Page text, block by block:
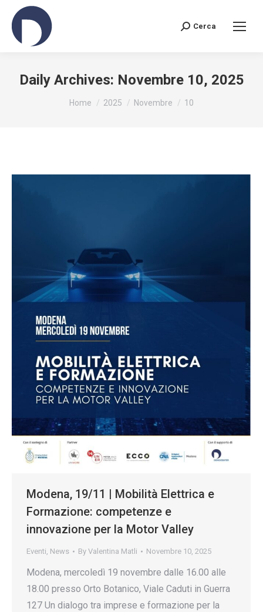
Search:
Cerca
Daily Archives: Novembre 10, 2025
You are here:
Home 2025 Novembre 10
Modena, 19/11 | Mobilità Elettrica e
Formazione: competenze e
innovazione per la Motor Valley
Eventi, News By Valentina Matli Novembre 10, 2025
Modena, mercoledì 19 novembre dalle 16.00 alle
18.00 presso Orto Botanico, Viale Caduti in Guerra
127 Un dialogo tra imprese e formazione per la